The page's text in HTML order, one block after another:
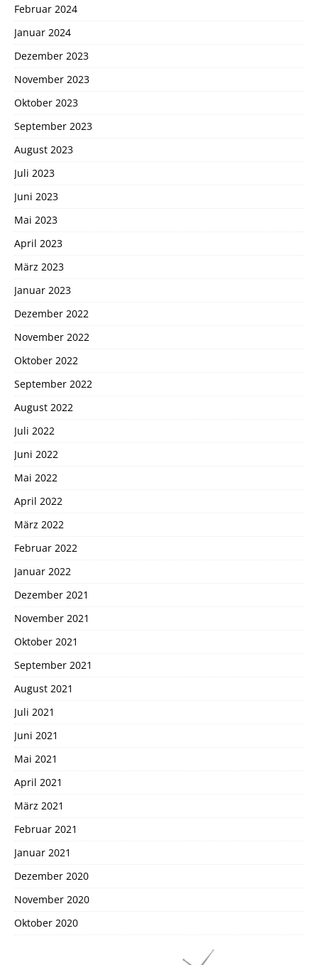
Februar 2024
Januar 2024
Dezember 2023
November 2023
Oktober 2023
September 2023
August 2023
Juli 2023
Juni 2023
Mai 2023
April 2023
März 2023
Januar 2023
Dezember 2022
November 2022
Oktober 2022
September 2022
August 2022
Juli 2022
Juni 2022
Mai 2022
April 2022
März 2022
Februar 2022
Januar 2022
Dezember 2021
November 2021
Oktober 2021
September 2021
August 2021
Juli 2021
Juni 2021
Mai 2021
April 2021
März 2021
Februar 2021
Januar 2021
Dezember 2020
November 2020
Oktober 2020